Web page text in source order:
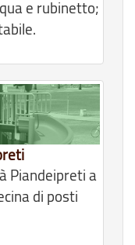
e rubinetto;
Piandeipreti a
di posti